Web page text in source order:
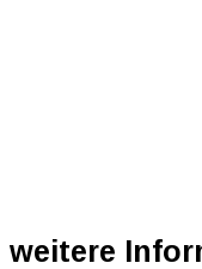
weitere